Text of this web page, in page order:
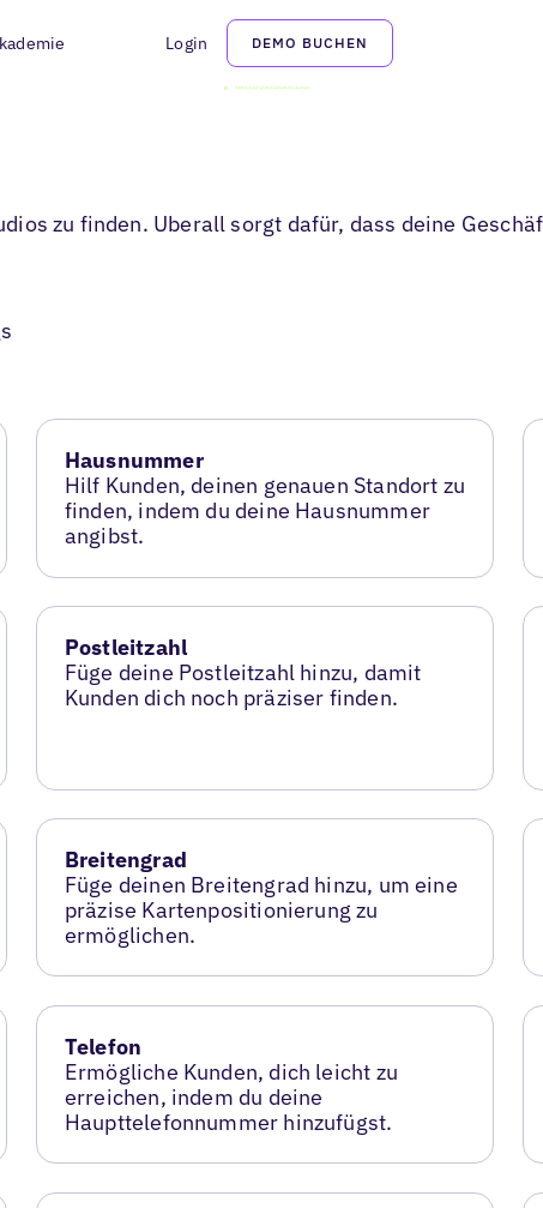
Login DEMO BUCHEN
zu finden. Uberall sorgt dafür, dass deine
Hausnummer
Hilf Kunden, deinen genauen Standort zu
finden, indem du deine Hausnummer
angibst.
Postleitzahl
Füge deine Postleitzahl hinzu, damit
Kunden dich noch präziser finden.
Breitengrad
Füge deinen Breitengrad hinzu, um eine
präzise Kartenpositionierung zu
ermöglichen.
Telefon
Ermögliche Kunden, dich leicht zu
erreichen, indem du deine
Haupttelefonnummer hinzufügst.